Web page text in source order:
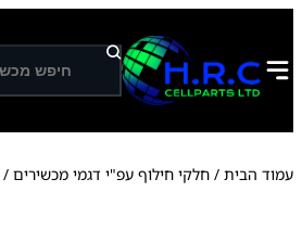
ח
י
פ
עמוד הבית / חלקי חילוף עפ"י דגמי מכשירים /